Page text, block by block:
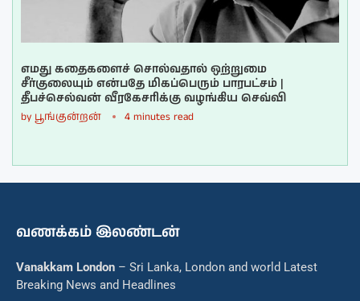
எமது கதைகளைச் சொல்வதால் ஒற்றுமை
சீர்குலையும் என்பதே மிகப்பெரும் பாரபட்சம் |
தீபச்செல்வன் வீரகேசரிக்கு வழங்கிய செவ்வி
by பூங்குன்றன் 4 minutes read
வணக்கம் இலண்டன்
Vanakkam London – Sri Lanka, London and world Latest
Breaking News and Headlines